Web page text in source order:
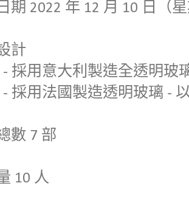
期 2022 年 12 月 10 日（
計
- 採用意大利製造全透明玻
- 採用法國製造透明玻璃 -
數 7 部
10 人